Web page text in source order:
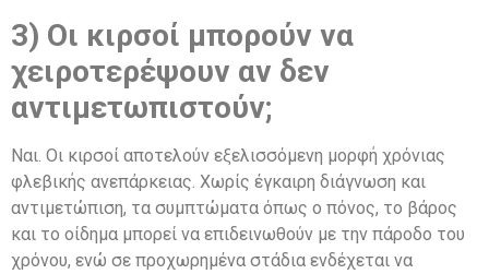
3) Οι κιρσοί μπορούν να
χειροτερέψουν αν δεν
αντιμετωπιστούν;
Ναι. Οι κιρσοί αποτελούν εξελισσόμενη μορφή χρόνιας
φλεβικής ανεπάρκειας. Χωρίς έγκαιρη διάγνωση και
αντιμετώπιση, τα συμπτώματα όπως ο πόνος, το βάρος
και το οίδημα μπορεί να επιδεινωθούν με την πάροδο του
χρόνου, ενώ σε προχωρημένα στάδια ενδέχεται να